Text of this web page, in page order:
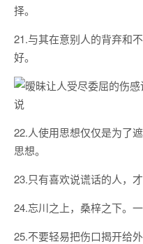
择。
21.与其在意别人的背弃和
好。
22.人使用思想仅仅是为了
思想。
23.只有喜欢说谎话的人，
24.忘川之上，桑梓之下。
25.不要轻易把伤口揭开给